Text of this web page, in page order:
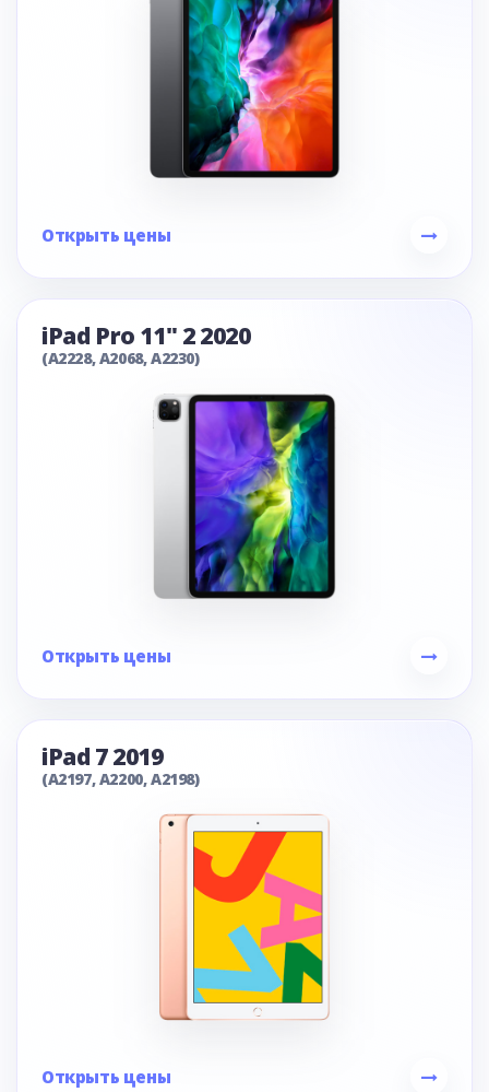
Открыть цены
iPad Pro 11" 2 2020
(A2228, A2068, A2230)
Открыть цены
iPad 7 2019
(A2197, A2200, A2198)
Открыть цены